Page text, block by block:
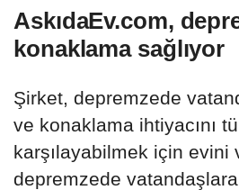
AskıdaEv.com,
konaklama sağlıyor
Şirket, depremzede
ve konaklama ihtiyacını
karşılayabilmek için evini
depremzede